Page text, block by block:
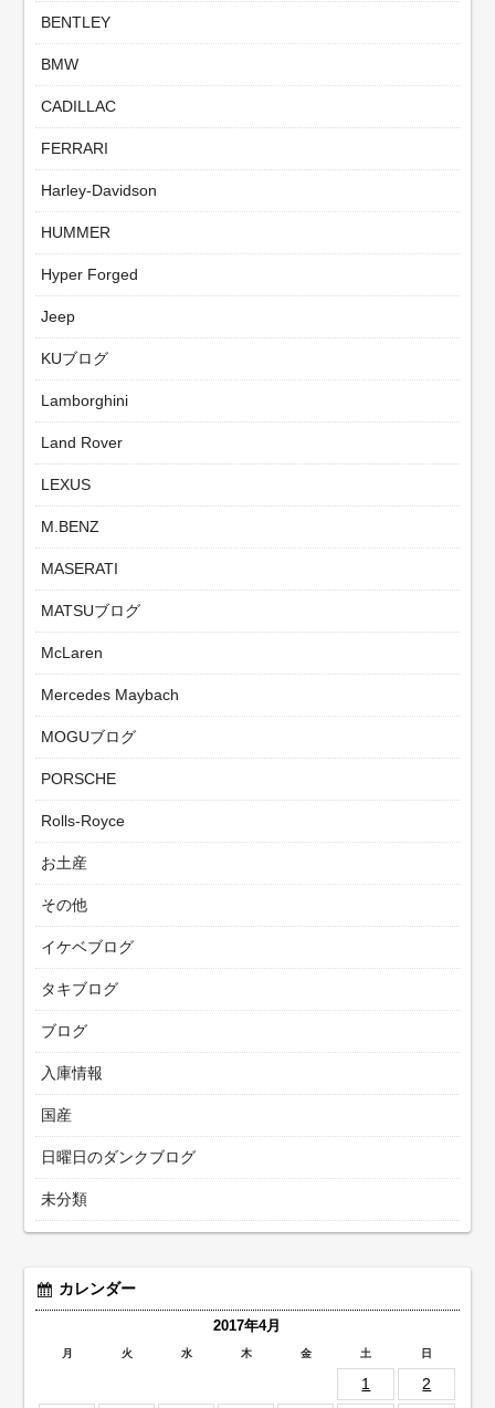
BENTLEY
BMW
CADILLAC
FERRARI
Harley-Davidson
HUMMER
Hyper Forged
Jeep
KUブログ
Lamborghini
Land Rover
LEXUS
M.BENZ
MASERATI
MATSUブログ
McLaren
Mercedes Maybach
MOGUブログ
PORSCHE
Rolls-Royce
お土産
その他
イケベブログ
タキブログ
ブログ
入庫情報
国産
日曜日のダンクブログ
未分類
カレンダー
2017年4月
月 火 水 木 金 土 日
1
2